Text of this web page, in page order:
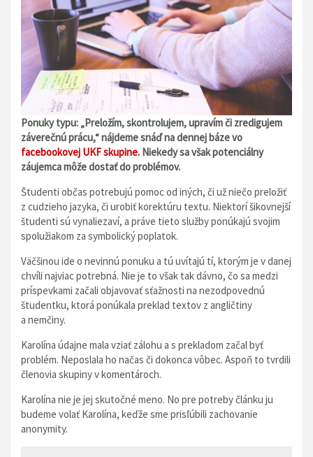
Ponuky typu: „Preložím, skontrolujem, upravím či zredigujem
záverečnú prácu,“ nájdeme snáď na dennej báze vo
facebookovej UKF skupine. Niekedy sa však potenciálny
záujemca môže dostať do problémov.
Študenti občas potrebujú pomoc od iných, či už niečo preložiť
z cudzieho jazyka, či urobiť korektúru textu. Niektorí šikovnejší
študenti sú vynaliezaví, a práve tieto služby ponúkajú svojim
spolužiakom za symbolický poplatok.
Väčšinou ide o nevinnú ponuku a tú uvítajú tí, ktorým je v danej
chvíli najviac potrebná. Nie je to však tak dávno, čo sa medzi
príspevkami začali objavovať sťažnosti na nezodpovednú
študentku, ktorá ponúkala preklad textov z angličtiny
a nemčiny.
Karolína údajne mala vziať zálohu a s prekladom začal byť
problém. Neposlala ho načas či dokonca vôbec. Aspoň to tvrdili
členovia skupiny v komentároch.
Karolína nie je jej skutočné meno. No pre potreby článku ju
budeme volať Karolína, keďže sme prisľúbili zachovanie
anonymity.